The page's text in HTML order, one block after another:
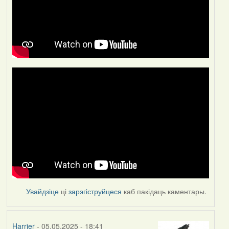
Увайдзіце цізарэгіструйцеся каб пакідаць каментары.
Harrier- 05.05.2025 - 18:41